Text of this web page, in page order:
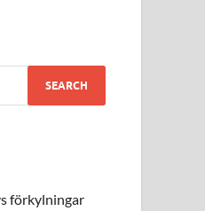
förkylningar